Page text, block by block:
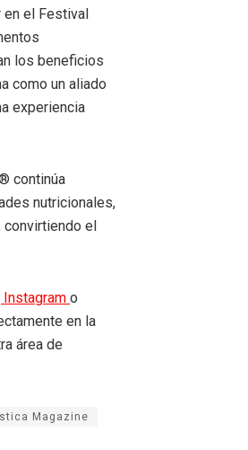
en el Festival
los beneficios
como un aliado
experiencia
continúa
nutricionales,
el
Instagram o
en la
área de
Magazine